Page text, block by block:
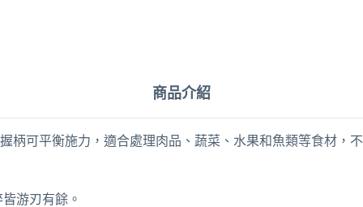
商品介紹
柄可平衡施力，適合處理肉品、蔬菜、水果和魚類等食材，
游刃有餘。